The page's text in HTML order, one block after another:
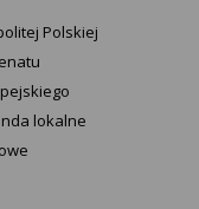
Polskiej
lokalne